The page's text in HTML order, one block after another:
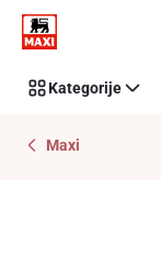
Preskoči link
Kategorije
Maxi